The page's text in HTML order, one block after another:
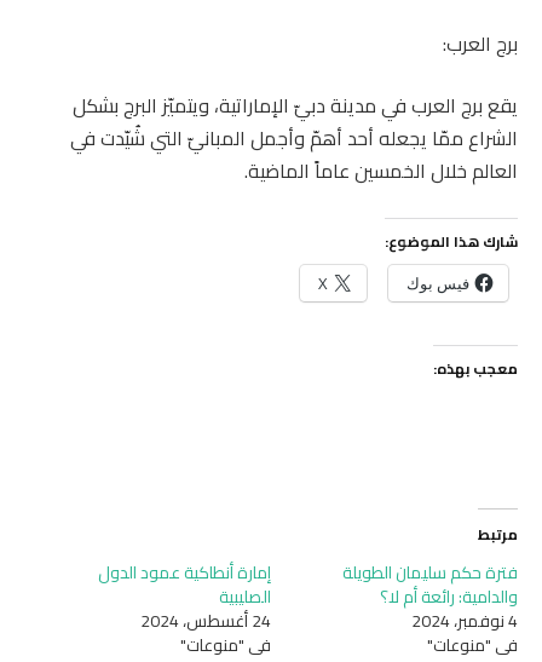
برج العرب:
يقع برج العرب في مدينة دبيّ الإماراتية، ويتميّز البرج بشكل
الشراع ممّا يجعله أحد أهمّ وأجمل المبانيّ التي شُيّدت في
العالم خلال الخمسين عاماً الماضية.
شارك هذا الموضوع:
فيس بوك X
معجب بهذه:
مرتبط
فترة حكم سليمان الطويلة
والدامية: رائعة أم لا؟
4 نوفمبر، 2024
في "منوعات"
إمارة أنطاكية عمود الدول
الصليبية
24 أغسطس، 2024
في "منوعات"